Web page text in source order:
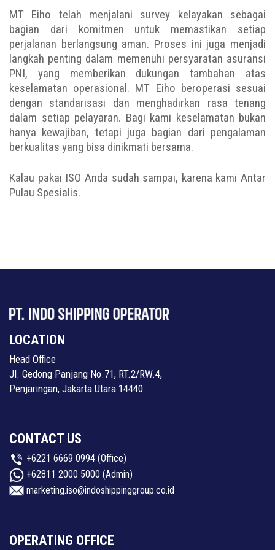
MT Eiho telah menjalani survey kelayakan sebagai
bagian dari komitmen untuk memastikan setiap
perjalanan berlangsung aman. Proses ini juga menjadi
langkah penting dalam memenuhi persyaratan asuransi
PNI, yang memberikan dukungan tambahan atas
keselamatan operasional. MT Eiho beroperasi sesuai
dengan standarisasi dan menghadirkan rasa tenang
dalam setiap pelayaran. Bagi kami keselamatan bukan
hanya kewajiban, tetapi juga bagian dari pengalaman
berkualitas yang bisa dinikmati bersama.
Kalau pakai ISO Anda sudah sampai, karena kami Antar
Pulau Spesialis.
LOCATION
Head Office
Jl. Gedong Panjang No.71, RT.2/RW.4,
Penjaringan, Jakarta Utara 14440
CONTACT US
+6221 6669 0994 (Office)
+62811 2000 5000 (Admin)
marketing.iso@indoshippinggroup.co.id
OPERATING OFFICE